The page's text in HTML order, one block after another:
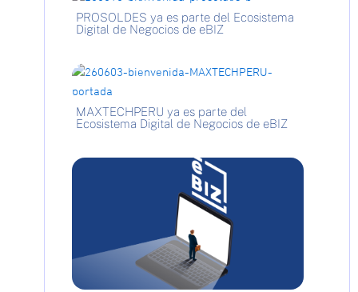
PROSOLDES ya es parte del Ecosistema
Digital de Negocios de eBIZ
MAXTECHPERU ya es parte del
Ecosistema Digital de Negocios de eBIZ